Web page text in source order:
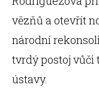
vězňů a otevřít
národní
tvrdý postoj vůči
ústavy.